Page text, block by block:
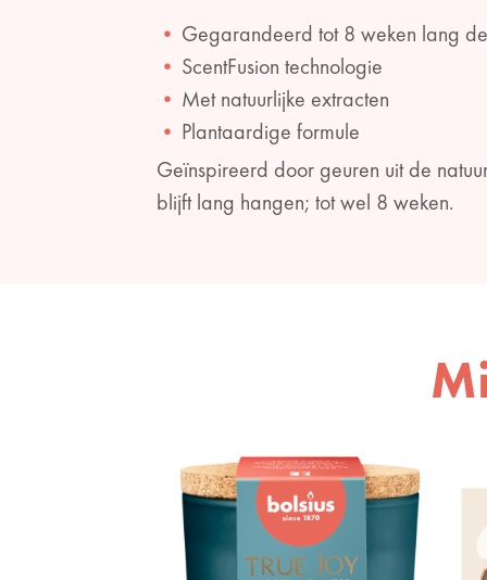
Gegarandeerd tot 8 weken lang
ScentFusion technologie
Met natuurlijke extracten
Plantaardige formule
Geïnspireerd door geuren uit de
blijft lang hangen; tot wel 8 weken.